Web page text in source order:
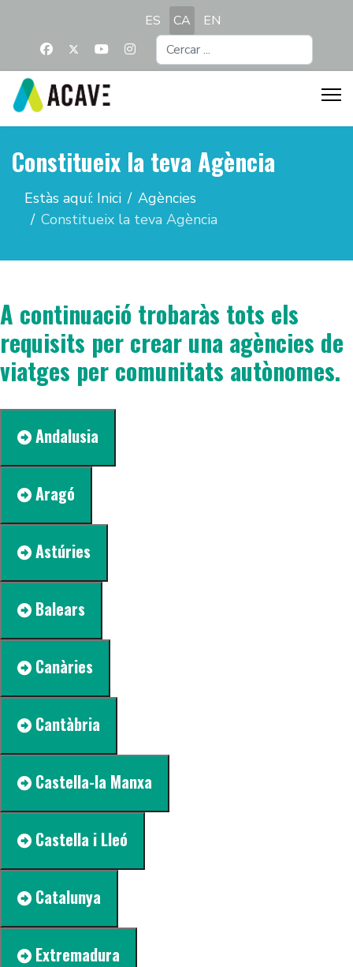
Seleccioni el seu idioma
ES CA EN
...
Constitueix la teva Agència
Estàs aquí: Inici
Agències
Constitueix la teva Agència
A continuació trobaràs tots els
requisits per crear una agències de
viatges per comunitats autònomes.
Andalusia
Aragó
Astúries
Balears
Canàries
Cantàbria
Castella-la Manxa
Castella i Lleó
Catalunya
Extremadura